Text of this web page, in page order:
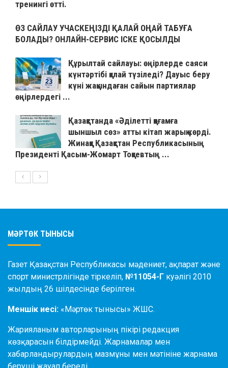
тренингі өтті.
ӨЗ САЙЛАУ УЧАСКЕҢІЗДІ ҚАЛАЙ ОҢАЙ ТАБУҒА
БОЛАДЫ? ОНЛАЙН-СЕРВИС ІСКЕ ҚОСЫЛДЫ
Құрылтай сайлауы: өңірлерде саяси
күнтәртібі қалай түзіледі? Дауыс беру
күні жақындаған сайын партиялар
өңірлердегі ...
Қазақстанда «Әділетті қоғамға
шыншыл сөз» атты кітап жарық көрді.
Жинаққа Қазақстан Республикасының
Президенті Қасым-Жомарт Тоқаевтың ...
МӘРТӨК ТЫНЫСЫ
Газет Қазақстан Республикасы мәдениет, ақпарат және
спорт министрлігінде тіркеліп, №11054-Г куәлігі 2010
жылдың 26 шілдесінде берілген.
Меншік иесі: «Мәртөк тынысы» ЖШС.
Жарияланым авторларының пікірі редакция
көзқарасын білдірмейді. Жарнамалар мен
хабарландырулардың мазмұны мен мәтініне жарнама
беруші жауап береді.